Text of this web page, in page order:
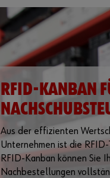
RFID-KANBAN
Aus der effizienten
Unternehmen ist die
RFID-Kanban können Sie
Nachbestellungen